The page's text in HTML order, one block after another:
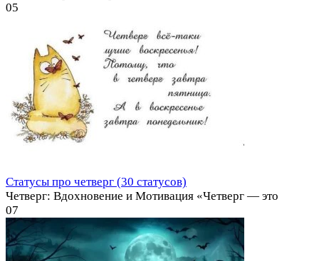
05
Статусы про четверг (30 статусов)
Четверг: Вдохновение и Мотивация «Четверг — это
07